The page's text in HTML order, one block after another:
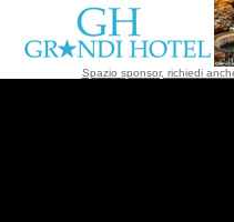
Spazio sponsor, richiedi